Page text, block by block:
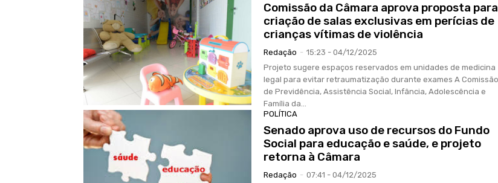
Comissão da Câmara aprova proposta para
criação de salas exclusivas em perícias de
crianças vítimas de violência
Redação - 15:23 - 04/12/2025
Projeto sugere espaços reservados em unidades de medicina
legal para evitar retraumatização durante exames A Comissão
de Previdência, Assistência Social, Infância, Adolescência e
Família da...
POLÍTICA
Senado aprova uso de recursos do Fundo
Social para educação e saúde, e projeto
retorna à Câmara
Redação - 07:41 - 04/12/2025